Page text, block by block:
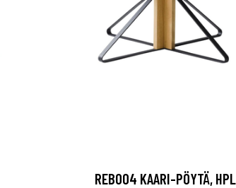
REB004 KAARI-PÖYTÄ, HPL